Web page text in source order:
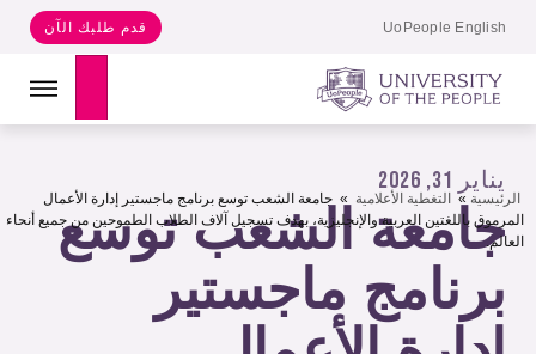
UoPeople English قدم طلبك الآن
Search
الرئيسية » التغطية الأعلامية » جامعة الشعب توسع برنامج ماجستير إدارة الأعمال
المرموق باللغتين العربية والإنجليزية، بهدف تسجيل آلاف الطلاب الطموحين من جميع أنحاء
العالم.
يناير 31, 2026
جامعة الشعب توسع
برنامج ماجستير